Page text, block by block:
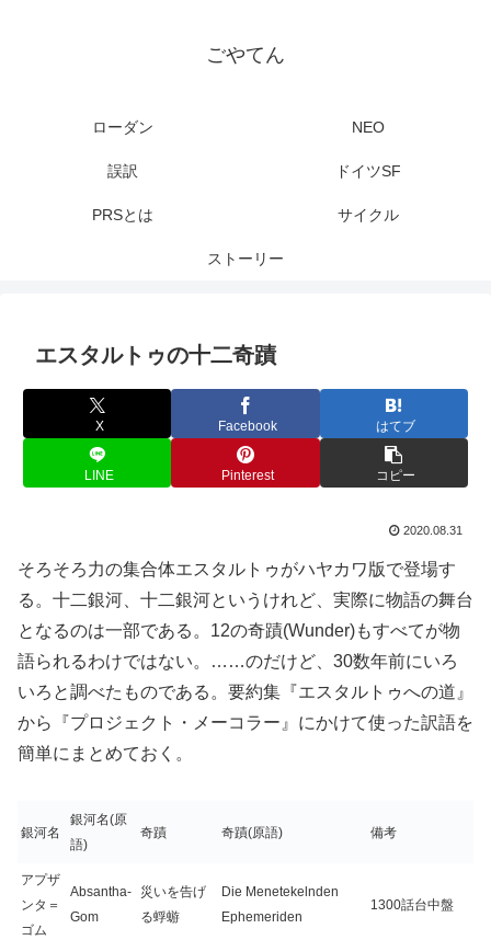
ごやてん
ローダン NEO
誤訳 ドイツSF
PRSとは サイクル
ストーリー
エスタルトゥの十二奇蹟
X Facebook はてブ
LINE Pinterest コピー
2020.08.31
そろそろ力の集合体エスタルトゥがハヤカワ版で登場す
る。十二銀河、十二銀河というけれど、実際に物語の舞台
となるのは一部である。12の奇蹟(Wunder)もすべてが物
語られるわけではない。……のだけど、30数年前にいろ
いろと調べたものである。要約集『エスタルトゥへの道』
から『プロジェクト・メーコラー』にかけて使った訳語を
簡単にまとめておく。
銀河名
銀河名(原
語)
奇蹟 奇蹟(原語) 備考
アプザ
ンタ＝
ゴム
Absantha-
Gom
災いを告げ
る蜉蝣
Die Menetekelnden
Ephemeriden
1300話台中盤